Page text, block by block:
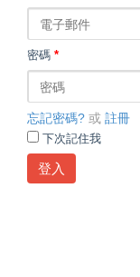
密碼 *
忘記密碼? 或 註冊
下次記住我
登入